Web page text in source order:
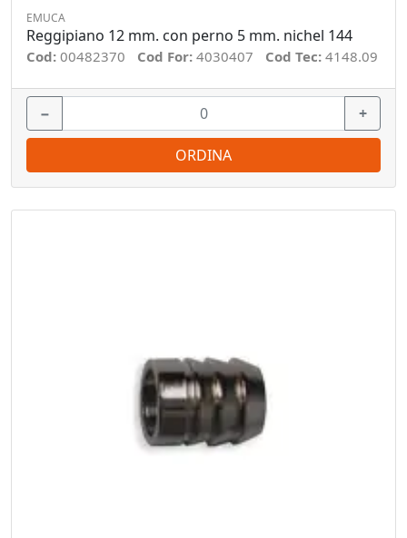
EMUCA
Reggipiano 12 mm. con perno 5 mm. nichel 144
Cod: 00482370 Cod For: 4030407 Cod Tec: 4148.09
− +
ORDINA